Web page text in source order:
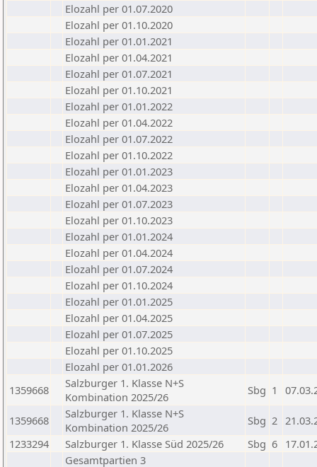
Elozahl per 01.07.2020
Elozahl per 01.10.2020
Elozahl per 01.01.2021
Elozahl per 01.04.2021
Elozahl per 01.07.2021
Elozahl per 01.10.2021
Elozahl per 01.01.2022
Elozahl per 01.04.2022
Elozahl per 01.07.2022
Elozahl per 01.10.2022
Elozahl per 01.01.2023
Elozahl per 01.04.2023
Elozahl per 01.07.2023
Elozahl per 01.10.2023
Elozahl per 01.01.2024
Elozahl per 01.04.2024
Elozahl per 01.07.2024
Elozahl per 01.10.2024
Elozahl per 01.01.2025
Elozahl per 01.04.2025
Elozahl per 01.07.2025
Elozahl per 01.10.2025
Elozahl per 01.01.2026
1359668
Salzburger 1. Klasse N+S
Kombination 2025/26
Sbg 1
1359668
Salzburger 1. Klasse N+S
Kombination 2025/26
Sbg 2
1233294
Salzburger 1. Klasse Süd 2025/26 Sbg 6
Gesamtpartien 3